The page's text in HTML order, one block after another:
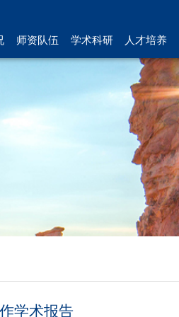
师资队伍 学术科研 人才培养
学术报告